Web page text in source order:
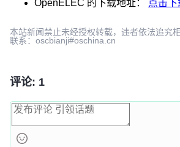
OpenELEC 的下载地址： 点击下
本站新闻禁止未经授权转载，违者依法追究
联系：oscbianji#oschina.cn
评论: 1